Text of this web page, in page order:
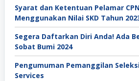
Syarat dan Ketentuan Pelamar
Menggunakan Nilai SKD Tahun
Segera Daftarkan Diri Anda! Ada
Sobat Bumi 2024
Pengumuman Pemanggilan
Services